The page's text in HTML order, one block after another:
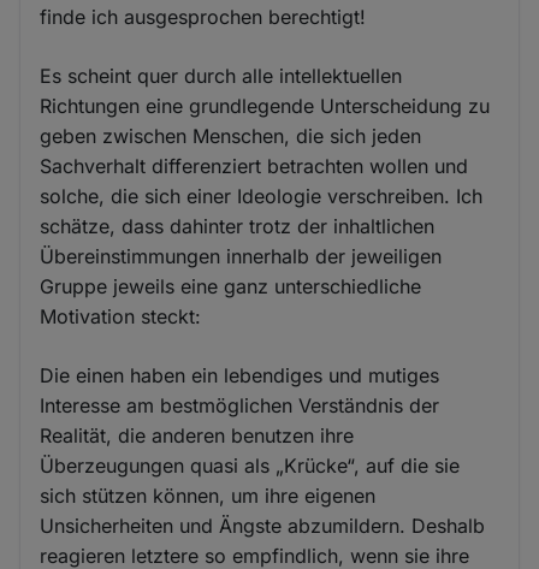
finde ich ausgesprochen berechtigt!
Es scheint quer durch alle intellektuellen
Richtungen eine grundlegende Unterscheidung zu
geben zwischen Menschen, die sich jeden
Sachverhalt differenziert betrachten wollen und
solche, die sich einer Ideologie verschreiben. Ich
schätze, dass dahinter trotz der inhaltlichen
Übereinstimmungen innerhalb der jeweiligen
Gruppe jeweils eine ganz unterschiedliche
Motivation steckt:
Die einen haben ein lebendiges und mutiges
Interesse am bestmöglichen Verständnis der
Realität, die anderen benutzen ihre
Überzeugungen quasi als „Krücke“, auf die sie
sich stützen können, um ihre eigenen
Unsicherheiten und Ängste abzumildern. Deshalb
reagieren letztere so empfindlich, wenn sie ihre